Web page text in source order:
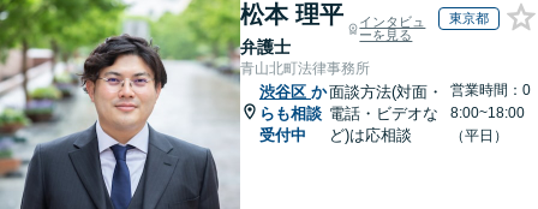
松本 理平
弁護士
インタビュ
ーを見る
東京都
青山北町法律事務所
渋谷区 か
らも相談
受付中
面談方法(対面・
電話・ビデオな
ど)は応相談
営業時間：0
8:00~18:00
（平日）